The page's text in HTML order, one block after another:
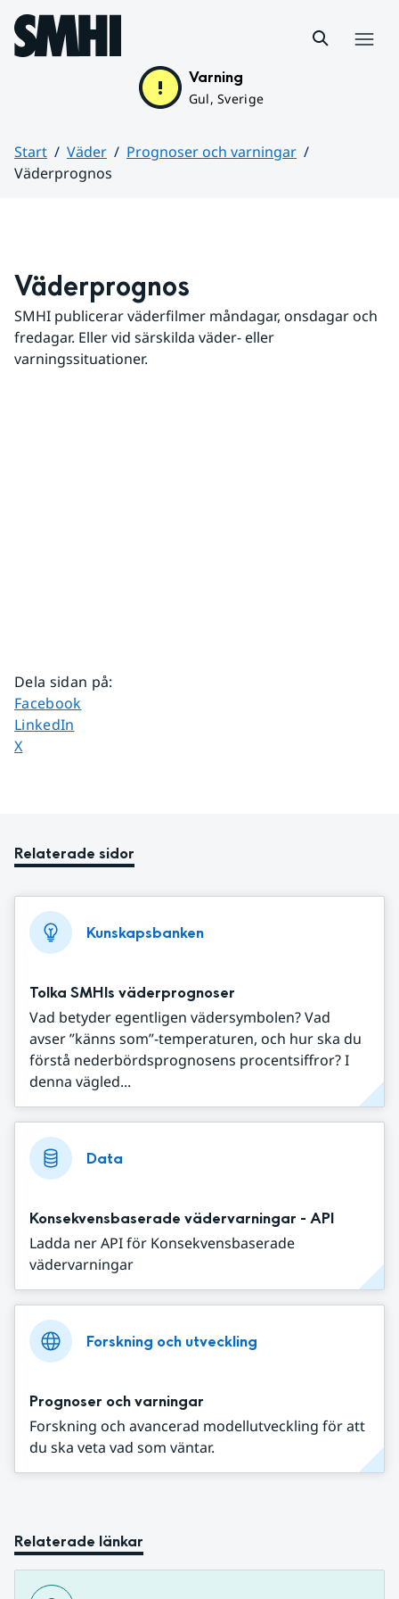
Hoppa till sidans innehåll
Varning
Gul, Sverige
Start Väder
Prognoser och varningar
Väderprognos
Väderprognos
SMHI publicerar väderfilmer måndagar, onsdagar och
fredagar. Eller vid särskilda väder- eller
varningssituationer.
Dela sidan på:
Dela sidan på
Facebook
Dela sidan på
LinkedIn
Dela sidan på
X
Relaterade sidor
Kunskapsbanken
Tolka SMHIs väderprognoser
Vad betyder egentligen vädersymbolen? Vad
avser ”känns som”-temperaturen, och hur ska du
förstå nederbördsprognosens procentsiffror? I
denna vägled...
Data
Konsekvensbaserade vädervarningar - API
Ladda ner API för Konsekvensbaserade
vädervarningar
Forskning och utveckling
Prognoser och varningar
Forskning och avancerad modellutveckling för att
du ska veta vad som väntar.
Relaterade länkar